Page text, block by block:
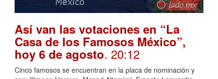
Así van las votaciones en “La
Casa de los Famosos México”,
hoy 6 de agosto. 20:12
Cinco famosos se encuentran en la placa de nominación y